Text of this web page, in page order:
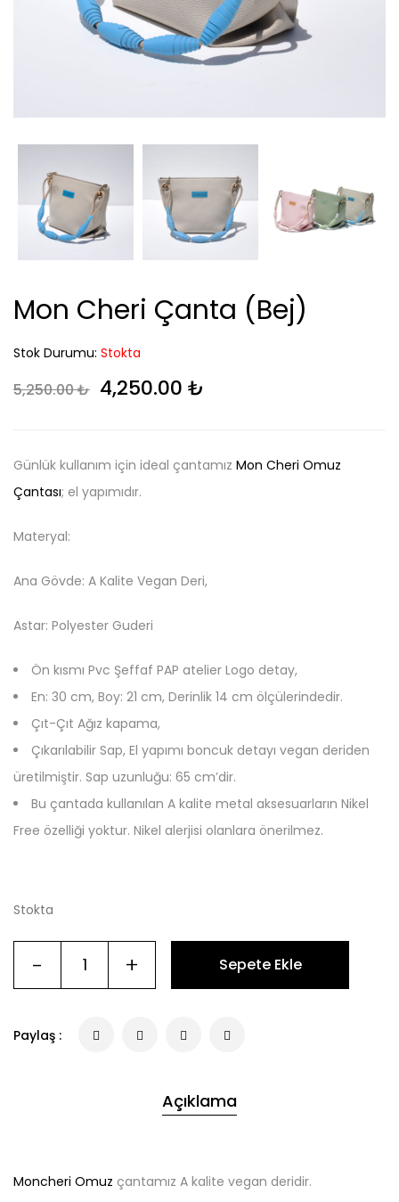
Mon Cheri Çanta (Bej)
Stok Durumu: Stokta
5,250.00₺ Orijinal fiyat: 5,250.00 ₺.
4,250.00 ₺
Günlük kullanım için ideal çantamız Mon Cheri Omuz
Çantası; el yapımıdır.
Materyal:
Ana Gövde: A Kalite Vegan Deri,
Astar: Polyester Guderi
Ön kısmı Pvc Şeffaf PAP atelier Logo detay,
En: 30 cm, Boy: 21 cm, Derinlik 14 cm ölçülerindedir.
Çıt-Çıt Ağız kapama,
Çıkarılabilir Sap, El yapımı boncuk detayı vegan deriden
üretilmiştir. Sap uzunluğu: 65 cm’dir.
Bu çantada kullanılan A kalite metal aksesuarların Nikel
Free özelliği yoktur. Nikel alerjisi olanlara önerilmez.
Stokta
- + Sepete Ekle
Paylaş :
Açıklama
Moncheri Omuz çantamız A kalite vegan deridir.